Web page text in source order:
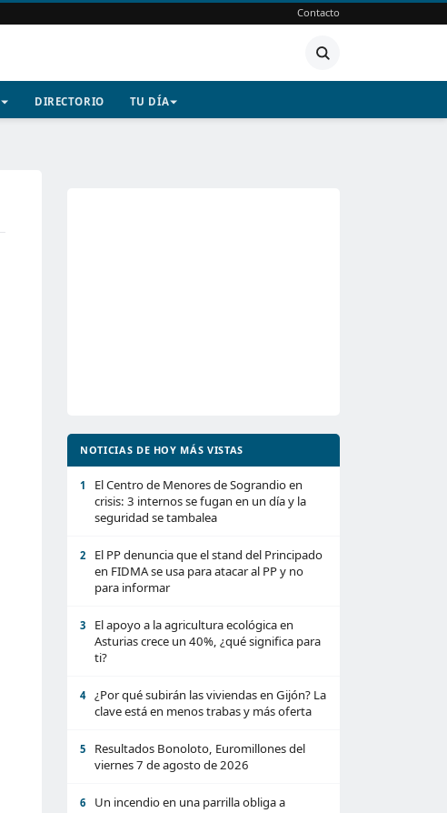
Contacto
DIRECTORIO TU DÍA
NOTICIAS DE HOY MÁS VISTAS
1
El Centro de Menores de Sograndio en
crisis: 3 internos se fugan en un día y la
seguridad se tambalea
2
El PP denuncia que el stand del Principado
en FIDMA se usa para atacar al PP y no
para informar
3
El apoyo a la agricultura ecológica en
Asturias crece un 40%, ¿qué significa para
ti?
4
¿Por qué subirán las viviendas en Gijón? La
clave está en menos trabas y más oferta
5
Resultados Bonoloto, Euromillones del
viernes 7 de agosto de 2026
6
Un incendio en una parrilla obliga a